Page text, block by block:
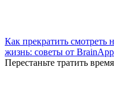
Как прекратить смотреть
жизнь: советы от
Перестаньте тратить